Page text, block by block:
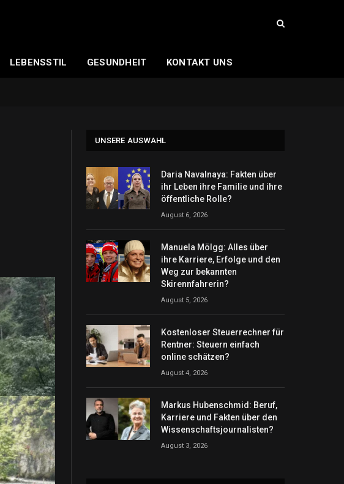
LEBENSSTIL GESUNDHEIT KONTAKT UNS
UNSERE AUSWAHL
Daria Navalnaya: Fakten über
ihr Leben ihre Familie und ihre
öffentliche Rolle?
August 6, 2026
Manuela Mölgg: Alles über
ihre Karriere, Erfolge und den
Weg zur bekannten
Skirennfahrerin?
August 5, 2026
Kostenloser Steuerrechner für
Rentner: Steuern einfach
online schätzen?
August 4, 2026
Markus Hubenschmid: Beruf,
Karriere und Fakten über den
Wissenschaftsjournalisten?
August 3, 2026